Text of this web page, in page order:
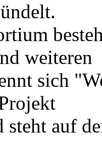
weiteren
sich
steht auf